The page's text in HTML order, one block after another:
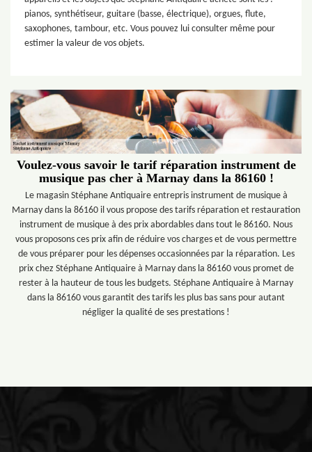
pianos, synthétiseur, guitare (basse, électrique), orgues, flute,
saxophones, tambour, etc. Vous pouvez lui consulter même pour
estimer la valeur de vos objets.
Voulez-vous savoir le tarif réparation instrument de
musique pas cher à Marnay dans la 86160 !
Le magasin Stéphane Antiquaire entrepris instrument de musique à
Marnay dans la 86160 il vous propose des tarifs réparation et restauration
instrument de musique à des prix abordables dans tout le 86160. Nous
vous proposons ces prix afin de réduire vos charges et de vous permettre
de vous préparer pour les dépenses occasionnées par la réparation. Les
prix chez Stéphane Antiquaire à Marnay dans la 86160 vous promet de
rester à la hauteur de tous les budgets. Stéphane Antiquaire à Marnay
dans la 86160 vous garantit des tarifs les plus bas sans pour autant
négliger la qualité de ses prestations !